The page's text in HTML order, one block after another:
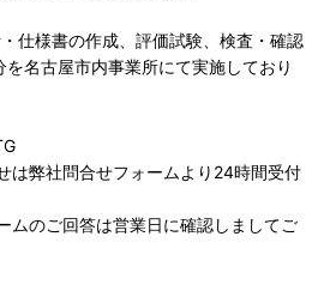
仕様書の作成、評価試験、検査・確認
名古屋市内事業所にて実施しており
は弊社問合せフォームより24時間受付
ムのご回答は営業日に確認しましてご